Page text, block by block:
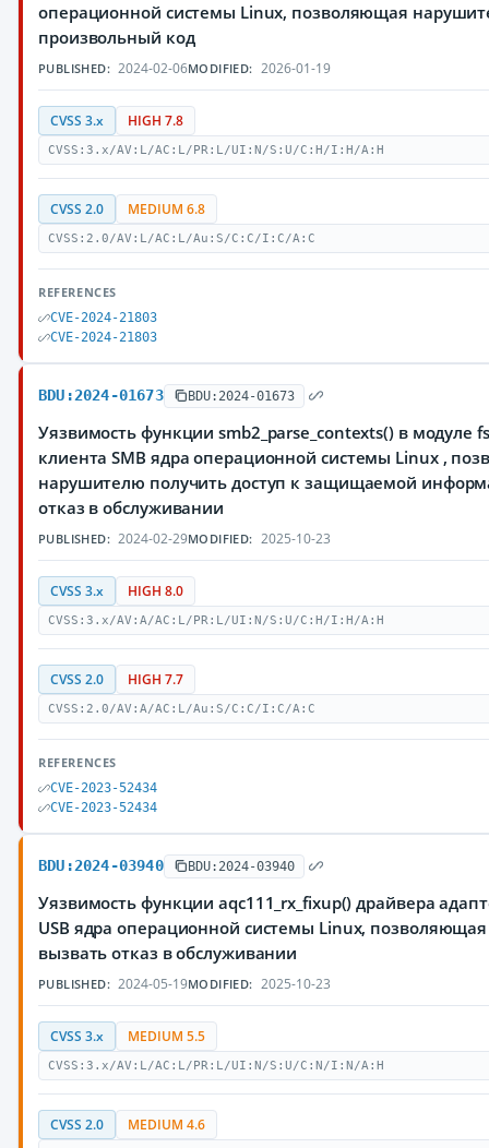
операционной системы Linux, позволяющая
произвольный код
PUBLISHED: 2024-02-06MODIFIED: 2026-01-19
CVSS 3.x HIGH 7.8
CVSS:3.x/AV:L/AC:L/PR:L/UI:N/S:U/C:H/I:H/A:H
CVSS 2.0 MEDIUM 6.8
CVSS:2.0/AV:L/AC:L/Au:S/C:C/I:C/A:C
REFERENCES
CVE-2024-21803
CVE-2024-21803
BDU:2024-01673 BDU:2024-01673
Уязвимость функции smb2_parse_contexts() в модуле
клиента SMB ядра операционной системы Linux ,
нарушителю получить доступ к защищаемой
отказ в обслуживании
PUBLISHED: 2024-02-29MODIFIED: 2025-10-23
CVSS 3.x HIGH 8.0
CVSS:3.x/AV:A/AC:L/PR:L/UI:N/S:U/C:H/I:H/A:H
CVSS 2.0 HIGH 7.7
CVSS:2.0/AV:A/AC:L/Au:S/C:C/I:C/A:C
REFERENCES
CVE-2023-52434
CVE-2023-52434
BDU:2024-03940 BDU:2024-03940
Уязвимость функции aqc111_rx_fixup() драйвера
USB ядра операционной системы Linux,
вызвать отказ в обслуживании
PUBLISHED: 2024-05-19MODIFIED: 2025-10-23
CVSS 3.x MEDIUM 5.5
CVSS:3.x/AV:L/AC:L/PR:L/UI:N/S:U/C:N/I:N/A:H
CVSS 2.0 MEDIUM 4.6